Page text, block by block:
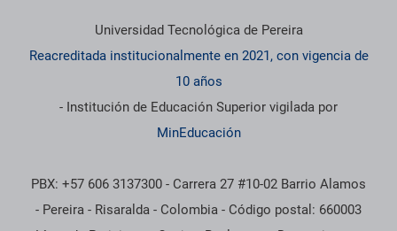
Información institucional
Universidad Tecnológica de Pereira
Reacreditada institucionalmente en 2021, con vigencia de
10 años
- Institución de Educación Superior vigilada por
MinEducación
PBX: +57 606 3137300 - Carrera 27 #10-02 Barrio Alamos
- Pereira - Risaralda - Colombia - Código postal: 660003